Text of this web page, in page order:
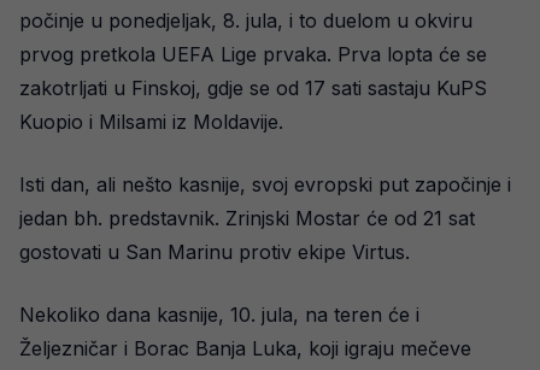
počinje u ponedjeljak, 8. jula, i to duelom u okviru
prvog pretkola UEFA Lige prvaka. Prva lopta će se
zakotrljati u Finskoj, gdje se od 17 sati sastaju KuPS
Kuopio i Milsami iz Moldavije.
Isti dan, ali nešto kasnije, svoj evropski put započinje i
jedan bh. predstavnik. Zrinjski Mostar će od 21 sat
gostovati u San Marinu protiv ekipe Virtus.
Nekoliko dana kasnije, 10. jula, na teren će i
Željezničar i Borac Banja Luka, koji igraju mečeve